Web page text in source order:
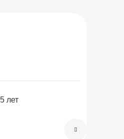
лет